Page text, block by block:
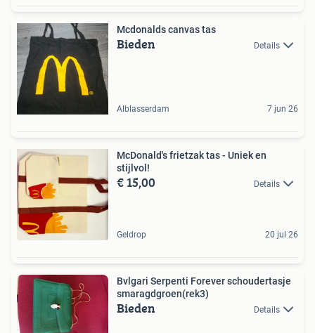
Mcdonalds canvas tas
Bieden Details
Alblasserdam 7 jun 26
McDonald's frietzak tas - Uniek en
stijlvol!
€ 15,00 Details
Geldrop 20 jul 26
Bvlgari Serpenti Forever schoudertasje
smaragdgroen(rek3)
Bieden Details